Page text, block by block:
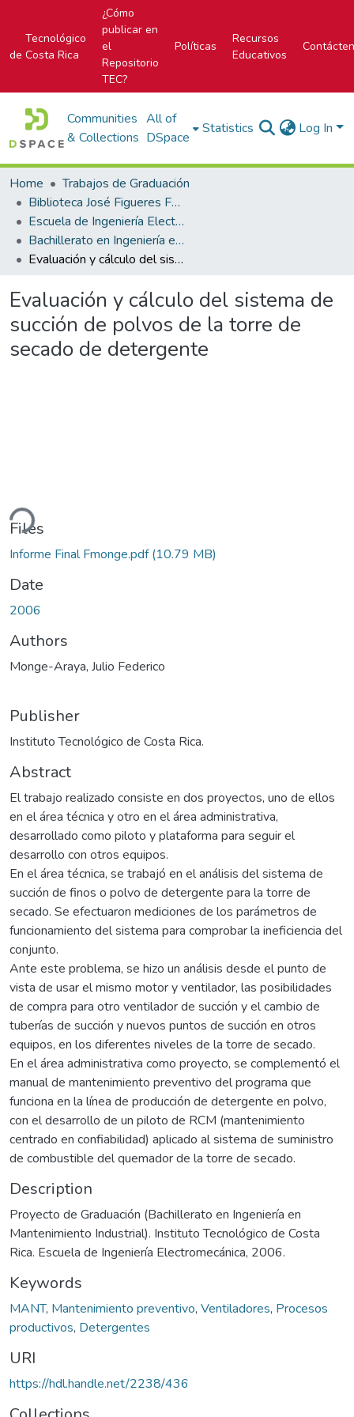
Tecnológico
de Costa Rica
¿Cómo
publicar en
el
Repositorio
TEC?
Políticas
Recursos
Educativos
Communities
& Collections
All of
DSpace
Statistics Log In
Home
Trabajos de Graduación
Biblioteca José Figueres Ferrer
Escuela de Ingeniería Electromecánica
Bachillerato en Ingeniería en Mantenimiento Industrial
Evaluación y cálculo del sistema de succión de polvos de la torre de secado de detergente
Evaluación y cálculo del sistema de
succión de polvos de la torre de
secado de detergente
Files
Informe Final Fmonge.pdf(10.79 MB)
Date
2006
Authors
Monge-Araya, Julio Federico
Publisher
Instituto Tecnológico de Costa Rica.
Abstract
El trabajo realizado consiste en dos proyectos, uno de ellos
en el área técnica y otro en el área administrativa,
desarrollado como piloto y plataforma para seguir el
desarrollo con otros equipos.
En el área técnica, se trabajó en el análisis del sistema de
succión de finos o polvo de detergente para la torre de
secado. Se efectuaron mediciones de los parámetros de
funcionamiento del sistema para comprobar la ineficiencia del
conjunto.
Ante este problema, se hizo un análisis desde el punto de
vista de usar el mismo motor y ventilador, las posibilidades
de compra para otro ventilador de succión y el cambio de
tuberías de succión y nuevos puntos de succión en otros
equipos, en los diferentes niveles de la torre de secado.
En el área administrativa como proyecto, se complementó el
manual de mantenimiento preventivo del programa que
funciona en la línea de producción de detergente en polvo,
con el desarrollo de un piloto de RCM (mantenimiento
centrado en confiabilidad) aplicado al sistema de suministro
de combustible del quemador de la torre de secado.
Description
Proyecto de Graduación (Bachillerato en Ingeniería en
Mantenimiento Industrial). Instituto Tecnológico de Costa
Rica. Escuela de Ingeniería Electromecánica, 2006.
Keywords
MANT, Mantenimiento preventivo, Ventiladores, Procesos
productivos, Detergentes
URI
https://hdl.handle.net/2238/436